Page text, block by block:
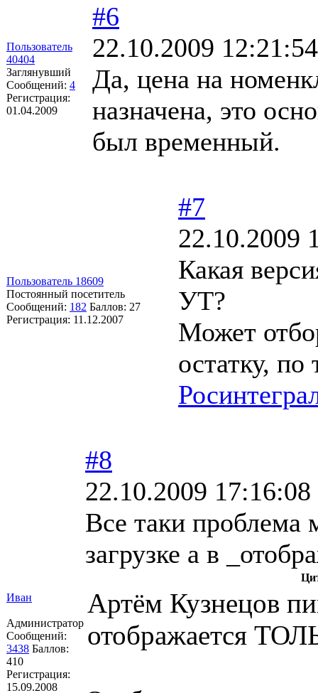
Пользователь
40404
Заглянувший
Сообщений: 4
Регистрация:
01.04.2009
#6
22.10.2009 12:21:54
Да, цена на
назначена, это
был временный.
Пользователь 18609
Постоянный посетитель
Сообщений: 182 Баллов: 27
Регистрация: 11.12.2007
#7
22.10.2009
Какая
УТ?
Может
остатку,
Иван
Администратор
Сообщений:
3438 Баллов:
410
Регистрация:
15.09.2008
#8
22.10.2009 17:16:08
Все таки проблема
загрузке а в
Артём Кузнецов
отображается